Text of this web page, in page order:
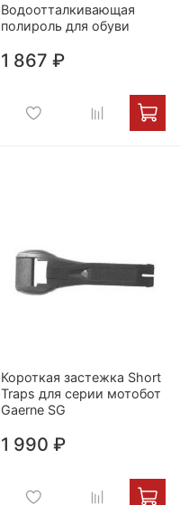
Водоотталкивающая
полироль для обуви
1 867 ₽
Короткая застежка Short
Traps для серии мотобот
Gaerne SG
1 990 ₽